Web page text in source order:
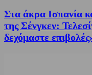
Στα άκρα Ισπανία
της Σένγκεν:
δεχόμαστε